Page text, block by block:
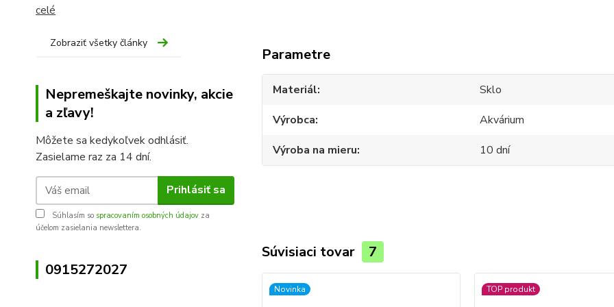
celé
Zobraziť všetky články
Nepremeškajte novinky, akcie
a zľavy!
Môžete sa kedykoľvek odhlásiť.
Zasielame raz za 14 dní.
Prihlásiť sa
Súhlasím so spracovaním osobných údajov za
účelom zasielania newslettera.
0915272027
Parametre
Materiál
Sklo
Výrobca
Akvárium
Výroba na mieru
10 dní
Súvisiaci tovar 7
Novinka TOP produkt